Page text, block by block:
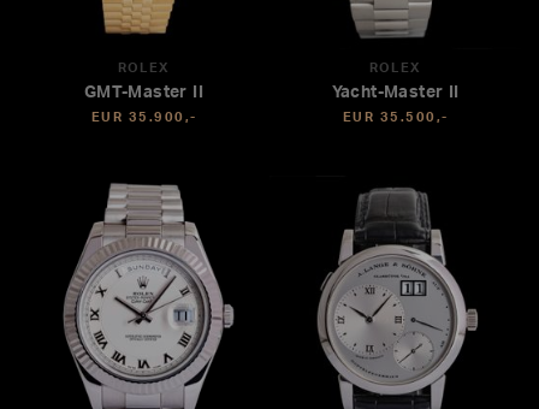
ROLEX
GMT-Master II
EUR 35.900,-
ROLEX
Yacht-Master II
EUR 35.500,-